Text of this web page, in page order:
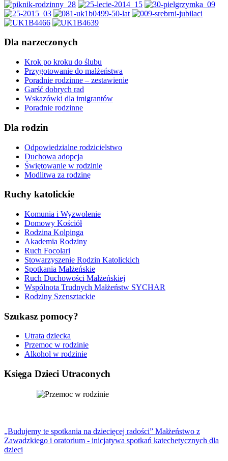
Dla narzeczonych
Krok po kroku do ślubu
Przygotowanie do małżeństwa
Poradnie rodzinne – zestawienie
Garść dobrych rad
Wskazówki dla imigrantów
Poradnie rodzinne
Dla rodzin
Odpowiedzialne rodzicielstwo
Duchowa adopcja
Świętowanie w rodzinie
Modlitwa za rodzinę
Ruchy katolickie
Komunia i Wyzwolenie
Domowy Kościół
Rodzina Kolpinga
Akademia Rodziny
Ruch Focolari
Stowarzyszenie Rodzin Katolickich
Spotkania Małżeńskie
Ruch Duchowości Małżeńskiej
Wspólnota Trudnych Małżeństw SYCHAR
Rodziny Szensztackie
Szukasz pomocy?
Utrata dziecka
Przemoc w rodzinie
Alkohol w rodzinie
Księga Dzieci Utraconych
„Budujemy te spotkania na dziecięcej radości” Małżeństwo z
Zawadzkiego i oratorium - inicjatywa spotkań katechetycznych dla
dzieci